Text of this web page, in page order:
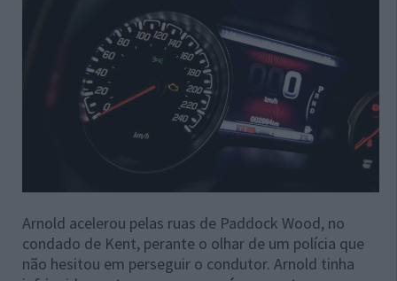
Arnold acelerou pelas ruas de Paddock Wood, no
condado de Kent, perante o olhar de um polícia que
não hesitou em perseguir o condutor. Arnold tinha